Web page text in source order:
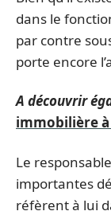
dans le
par contre
porte encore
A découvrir
immobilière à
Le
importantes
réfèrent à lui